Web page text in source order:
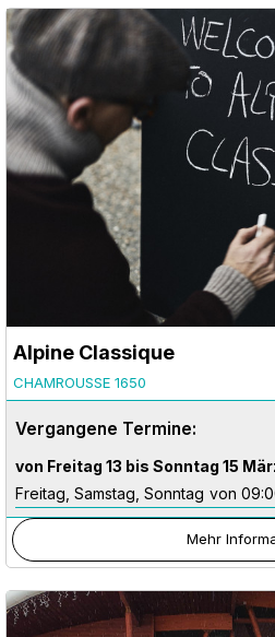
Alpine Classique
CHAMROUSSE 1650
Vergangene Termine:
von Freitag 13 bis Sonntag 15
Freitag, Samstag, Sonntag von
Mehr